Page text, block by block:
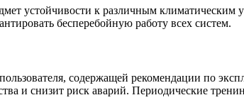
устойчивости к различным
бесперебойную работу всех систем.
содержащей рекомендации по
и снизит риск аварий. Периодические